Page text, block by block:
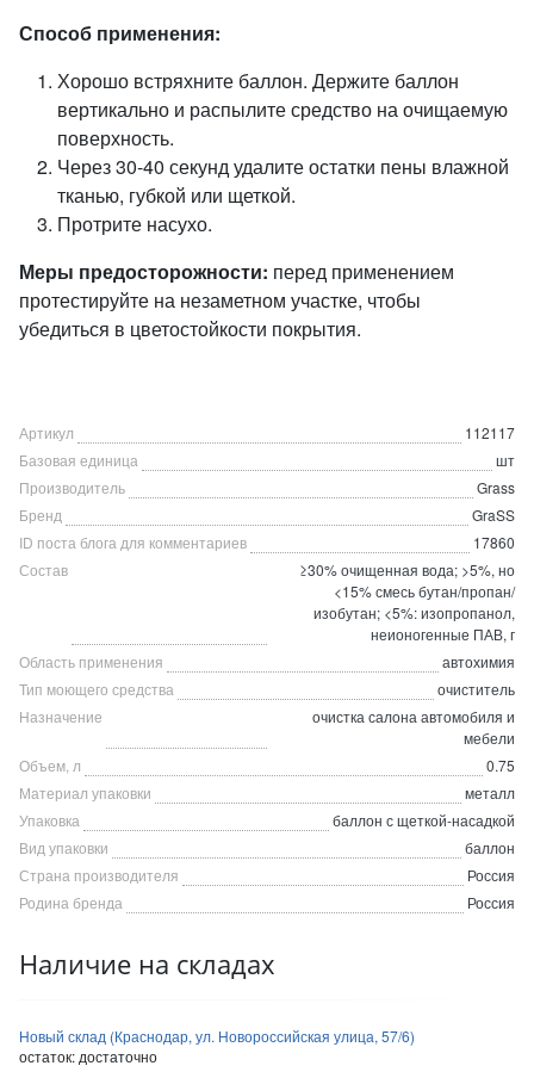
Способ применения:
Хорошо встряхните баллон. Держите баллон
вертикально и распылите средство на очищаемую
поверхность.
Через 30-40 секунд удалите остатки пены влажной
тканью, губкой или щеткой.
Протрите насухо.
Меры предосторожности: перед применением
протестируйте на незаметном участке, чтобы
убедиться в цветостойкости покрытия.
Артикул
112117
Базовая единица
шт
Производитель
Grass
Бренд
GraSS
ID поста блога для комментариев
17860
Состав
≥30% очищенная вода; >5%, но
<15% смесь бутан/пропан/
изобутан; <5%: изопропанол,
неионогенные ПАВ, г
Область применения
автохимия
Тип моющего средства
очиститель
Назначение
очистка салона автомобиля и
мебели
Объем, л
0.75
Материал упаковки
металл
Упаковка
баллон с щеткой-насадкой
Вид упаковки
баллон
Страна производителя
Россия
Родина бренда
Россия
Наличие на складах
Новый склад (Краснодар, ул. Новороссийская улица, 57/6)
остаток: достаточно